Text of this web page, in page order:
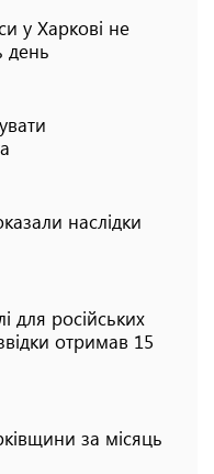
у Харкові не
день
наслідки
для російських
отримав 15
за місяць